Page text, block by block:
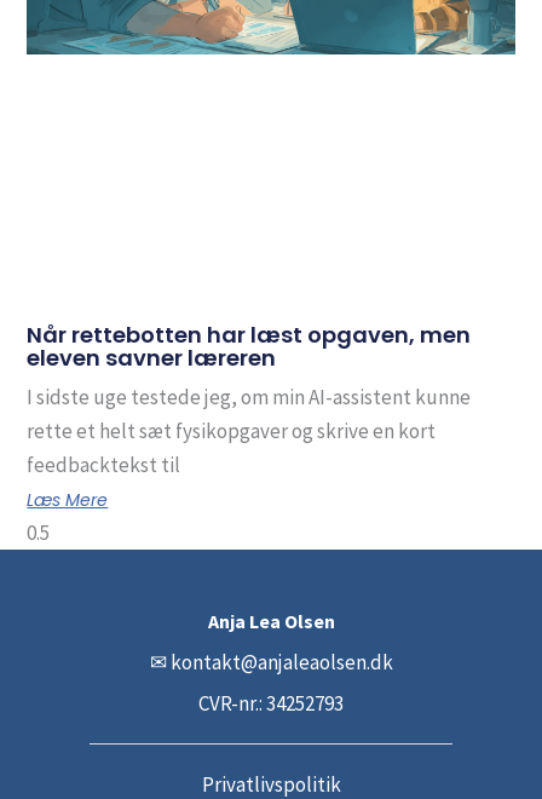
Når rettebotten har læst opgaven, men
eleven savner læreren
I sidste uge testede jeg, om min AI-assistent kunne
rette et helt sæt fysikopgaver og skrive en kort
feedbacktekst til
Læs Mere
Anja Lea Olsen
✉kontakt@anjaleaolsen.dk
CVR-nr.: 34252793
Privatlivspolitik